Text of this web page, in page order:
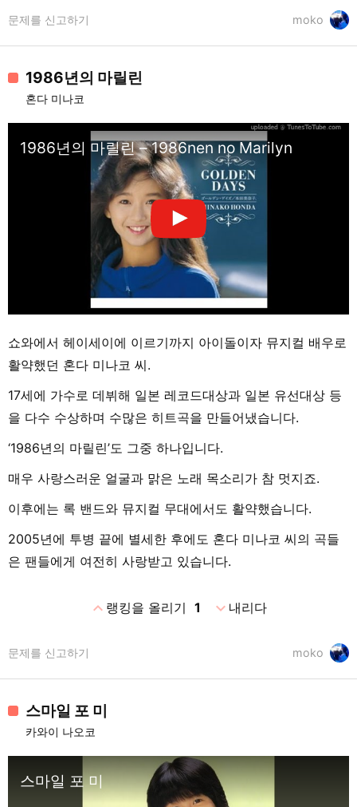
moko
문제를 신고하기
1986년의 마릴린
혼다 미나코
1986년의 마릴린 – 1986nen no Marilyn
쇼와에서 헤이세이에 이르기까지 아이돌이자 뮤지컬 배우로
활약했던 혼다 미나코 씨.
17세에 가수로 데뷔해 일본 레코드대상과 일본 유선대상 등
을 다수 수상하며 수많은 히트곡을 만들어냈습니다.
‘1986년의 마릴린’도 그중 하나입니다.
매우 사랑스러운 얼굴과 맑은 노래 목소리가 참 멋지죠.
이후에는 록 밴드와 뮤지컬 무대에서도 활약했습니다.
2005년에 투병 끝에 별세한 후에도 혼다 미나코 씨의 곡들
은 팬들에게 여전히 사랑받고 있습니다.
expand_less랭킹을 올리기 1 expand_more내리다
moko
문제를 신고하기
스마일 포 미
카와이 나오코
스마일 포 미